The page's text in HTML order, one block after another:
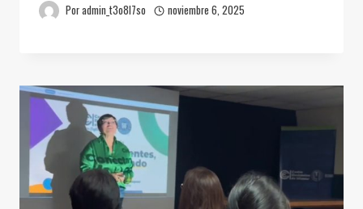
Poradmin_t3o8l7so noviembre 6, 2025